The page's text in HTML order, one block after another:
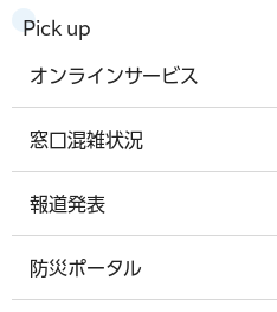
Pick up
オンラインサービス
窓口混雑状況
報道発表
防災ポータル